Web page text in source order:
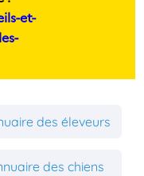
et-
des éleveurs
des chiens